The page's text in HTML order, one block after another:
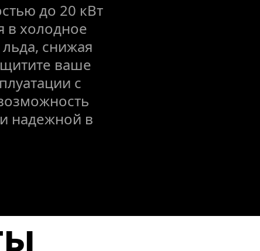
до 20 кВт
в холодное
снижая
ваше
с
надежной в